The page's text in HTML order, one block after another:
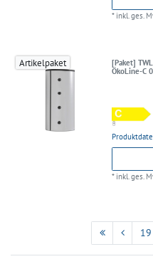
* inkl. ges.
Artikelpaket
[Paket]
ÖkoLine-C
* inkl. ges.
19